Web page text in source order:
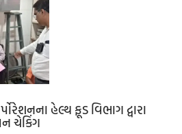
હેલ્થ ફૂડ વિભાગ દ્વારા
ચેકિંગ